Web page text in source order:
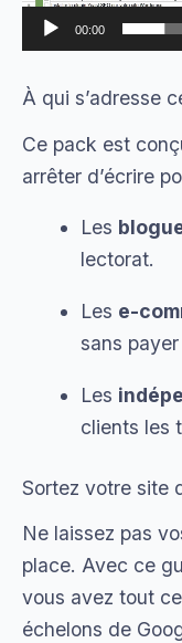
00:00
À qui s’adresse
Ce pack est
arrêter d’écrire
Les
lectorat.
Les e-
sans
Les
clients les
Sortez votre site
Ne laissez pas
place. Avec ce
vous avez tout
échelons de